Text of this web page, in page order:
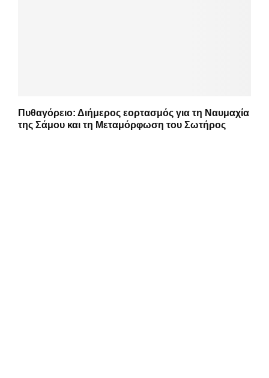
Πυθαγόρειο: Διήμερος εορτασμός για τη Ναυμαχία
της Σάμου και τη Μεταμόρφωση του Σωτήρος